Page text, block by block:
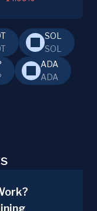
SOL
SOL
ADA
ADA